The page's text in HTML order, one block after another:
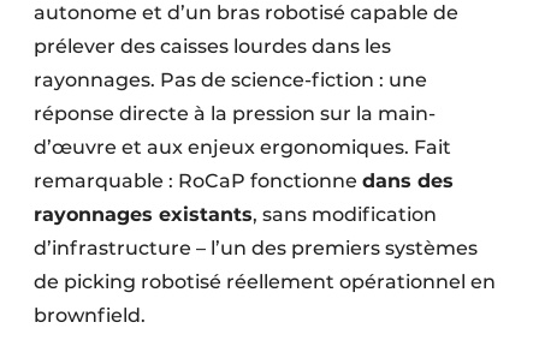
autonome et d’un bras robotisé capable de
prélever des caisses lourdes dans les
rayonnages. Pas de science-fiction : une
réponse directe à la pression sur la main-
d’œuvre et aux enjeux ergonomiques. Fait
remarquable : RoCaP fonctionne dans des
rayonnages existants, sans modification
d’infrastructure – l’un des premiers systèmes
de picking robotisé réellement opérationnel en
brownfield.